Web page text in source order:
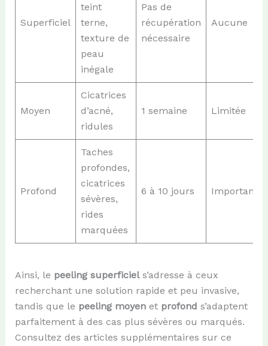
Superficiel
teint
terne,
texture de
peau
inégale
Pas de
récupération
nécessaire
Aucune
Moyen
Cicatrices
d’acné,
ridules
1 semaine Limitée
Profond
Taches
profondes,
cicatrices
sévères,
rides
marquées
6 à 10 jours Importante
Ainsi, le peeling superficiels’adresse à ceux
recherchant une solution rapide et peu invasive,
tandis que le peeling moyenet profond s’adaptent
parfaitement à des cas plus sévères ou marqués.
Consultez des articles supplémentaires sur ce